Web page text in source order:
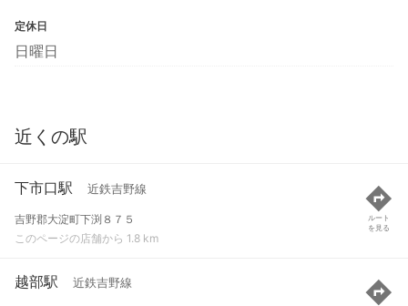
定休日
日曜日
近くの駅
下市口駅 近鉄吉野線
吉野郡大淀町下渕８７５
このページの店舗から 1.8 km
ルート
を見る
越部駅 近鉄吉野線